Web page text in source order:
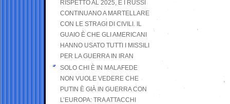
RISPETTO AL 2025, E I RUSSI
CONTINUANO A MARTELLARE
CON LE STRAGI DI CIVILI. IL
GUAIO È CHE GLI AMERICANI
HANNO USATO TUTTI I MISSILI
PER LA GUERRA IN IRAN
SOLO CHI È IN MALAFEDE
NON VUOLE VEDERE CHE
PUTIN È GIÀ IN GUERRA CON
L’EUROPA: TRA ATTACCHI